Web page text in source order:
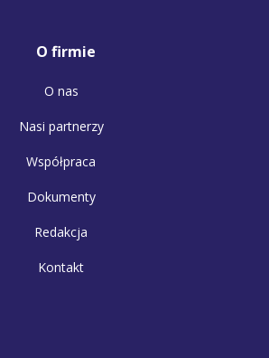
O firmie
O nas
Nasi partnerzy
Współpraca
Dokumenty
Redakcja
Kontakt